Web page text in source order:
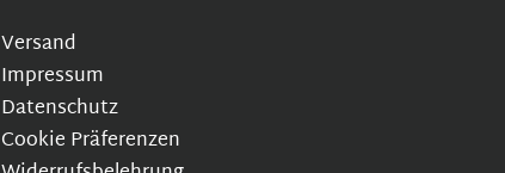
Versand
Impressum
Datenschutz
Cookie Präferenzen